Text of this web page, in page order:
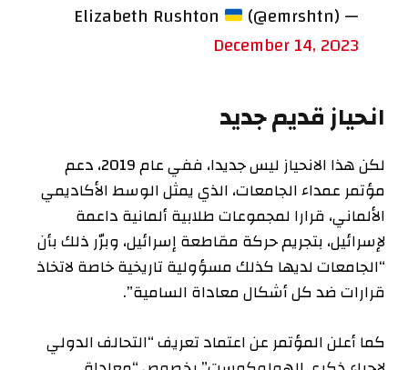
— Elizabeth Rushton
(@emrshtn)
December 14, 2023
انحياز قديم جديد
لكن هذا الانحياز ليس جديدا، ففي عام 2019، دعم
مؤتمر عمداء الجامعات، الذي يمثل الوسط الأكاديمي
الألماني، قرارا لمجموعات طلابية ألمانية داعمة
لإسرائيل، بتجريم حركة مقاطعة إسرائيل، وبرّر ذلك بأن
“الجامعات لديها كذلك مسؤولية تاريخية خاصة لاتخاذ
قرارات ضد كل أشكال معاداة السامية”.
كما أعلن المؤتمر عن اعتماد تعريف “التحالف الدولي